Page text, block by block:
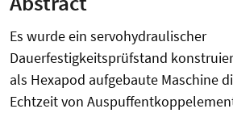
Es wurde ein servohydraulischer
Dauerfestigkeitsprüfstand
als Hexapod aufgebaute Maschine
Echtzeit von